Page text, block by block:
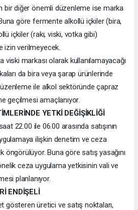
bir diğer önemli düzenleme ise marka
göre fermente alkollü içkiler (bira,
içkiler (rakı, viski, votka gibi)
izin verilmeyecek.
viski markası olarak kullanılamayacağı
da bira veya şarap ürünlerinde
ile alkol sektöründe çapraz
geçilmesi amaçlanıyor.
YETKİ DEĞİŞİKLİĞİ
22.00 ile 06.00 arasında satışının
ilişkin denetim ve ceza
öngörülüyor. Buna göre satış yasağını
ceza uygulama yetkisinin vali ve
planlanıyor.
ENDİŞELİ
gösteren üretici ve satış noktaları,